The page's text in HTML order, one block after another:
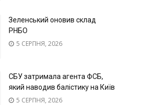
Зеленський оновив склад
РНБО
5 СЕРПНЯ, 2026
СБУ затримала агента ФСБ,
який наводив балістику на Київ
5 СЕРПНЯ, 2026